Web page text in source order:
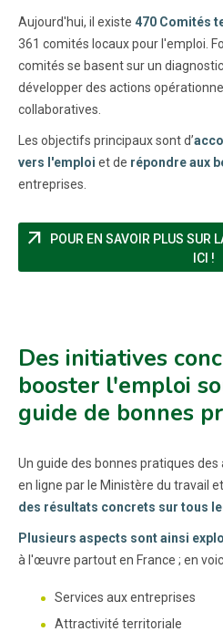
Aujourd'hui, il existe 470 Comités
361 comités locaux pour l'emploi.
comités se basent sur un
développer des actions
collaboratives.
Les objectifs principaux sont d’
vers l'emploi et de répondre aux
entreprises.
arrow_outward
POUR EN SAVOIR PLUS SUR
ICI !
Des initiatives
booster l'emploi
guide de bonnes
Un guide des bonnes pratiques
en ligne par le Ministère du travail
des résultats concrets sur tous
Plusieurs aspects sont ainsi
à l'œuvre partout en France ; en
Services aux entreprises
Attractivité territoriale